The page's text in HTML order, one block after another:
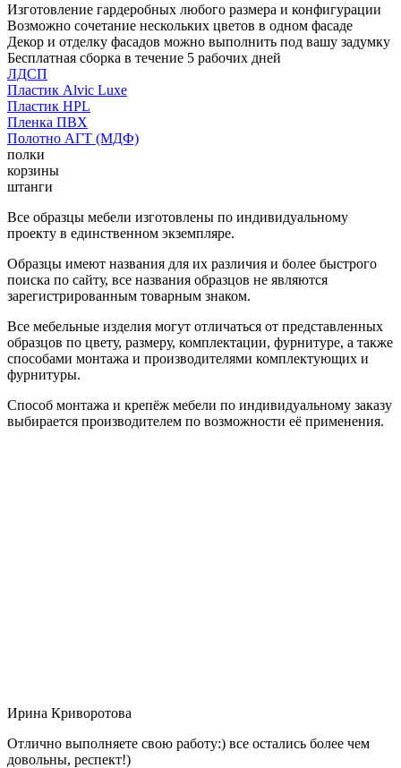
Изготовление гардеробных любого размера и конфигурации
Возможно сочетание нескольких цветов в одном фасаде
Декор и отделку фасадов можно выполнить под вашу задумку
Бесплатная сборка в течение 5 рабочих дней
ЛДСП
Пластик Alvic Luxe
Пластик HPL
Пленка ПВХ
Полотно АГТ (МДФ)
полки
корзины
штанги
Все образцы мебели изготовлены по индивидуальному
проекту в единственном экземпляре.
Образцы имеют названия для их различия и более быстрого
поиска по сайту, все названия образцов не являются
зарегистрированным товарным знаком.
Все мебельные изделия могут отличаться от представленных
образцов по цвету, размеру, комплектации, фурнитуре, а также
способами монтажа и производителями комплектующих и
фурнитуры.
Способ монтажа и крепёж мебели по индивидуальному заказу
выбирается производителем по возможности её применения.
Ирина Криворотова
Отлично выполняете свою работу:) все остались более чем
довольны, респект!)